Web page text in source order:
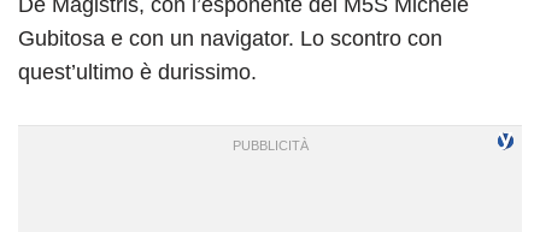
Gubitosa e con un navigator. Lo scontro con
quest’ultimo è durissimo.